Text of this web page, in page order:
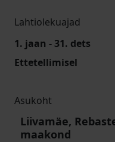
Lahtiolekuajad
1. jaan - 31. dets
Ettetellimisel
Asukoht
Liivamäe,
maakond